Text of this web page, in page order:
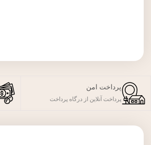
پرداخت امن
پرداخت آنلاین از درگاه پرداخت